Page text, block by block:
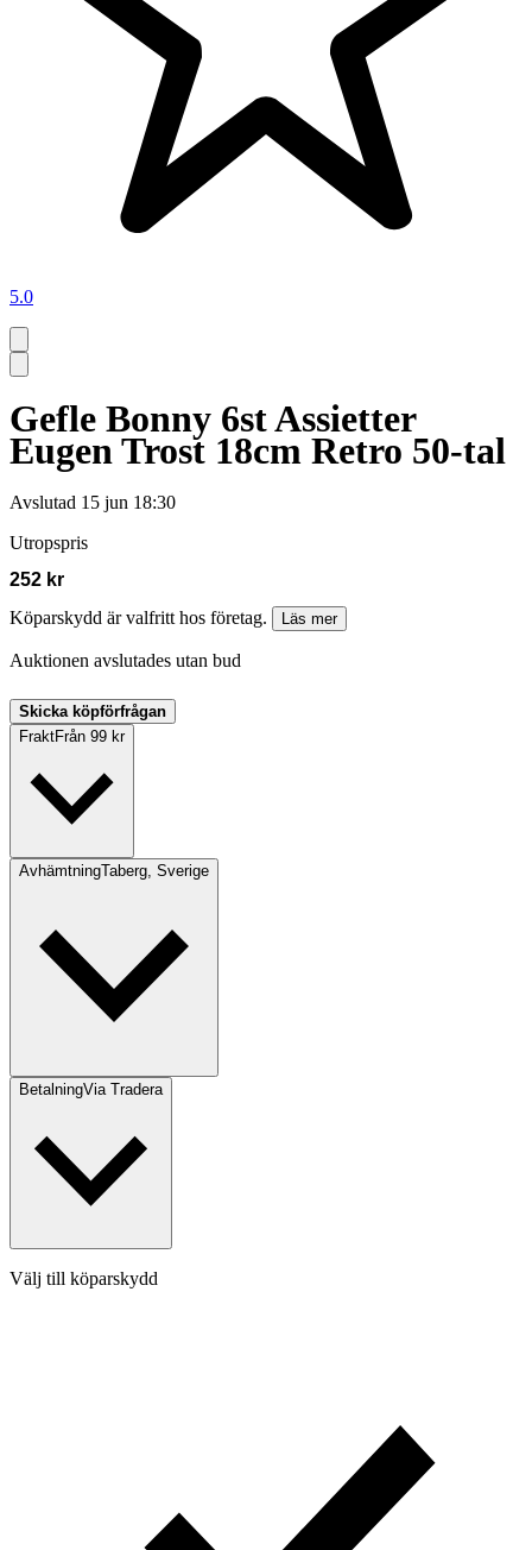
5.0
Gefle Bonny 6st Assietter
Eugen Trost 18cm Retro 50-tal
Avslutad 15 jun 18:30
Utropspris
252 kr
Köparskydd är valfritt hos företag.
Läs mer
Auktionen avslutades utan bud
Skicka köpförfrågan
FraktFrån 99 kr
AvhämtningTaberg, Sverige
BetalningVia Tradera
Välj till köparskydd